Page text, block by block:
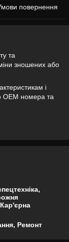
повернення
та
зношених або
і
OEM номера та
Кар'єрна
Ремонт